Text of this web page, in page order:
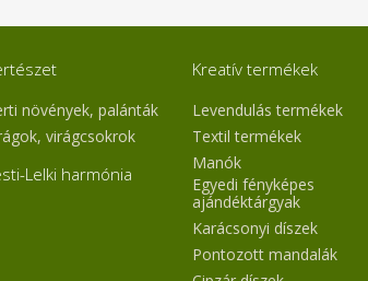
növények, palánták
virágcsokrok
Lelki harmónia
Kreatív termékek
Levendulás termékek
Textil termékek
Manók
Egyedi fényképes
ajándéktárgyak
Karácsonyi díszek
Pontozott mandalák